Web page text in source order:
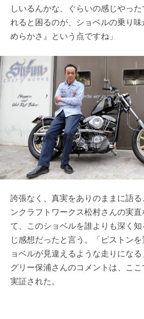
しいるんかな、ぐらいの感じやっ
れると困るのが、ショベルの乗り
めらかさ』という点ですね」
誇張なく、真実をありのままに語
ンクラフトワークス松村さんの実
て、このショベルを誰よりも深く
じ感想だったと言う。「ピストン
ョベルが見違えるような走りにな
グリー保浦さんのコメントは、ここ
実証された。